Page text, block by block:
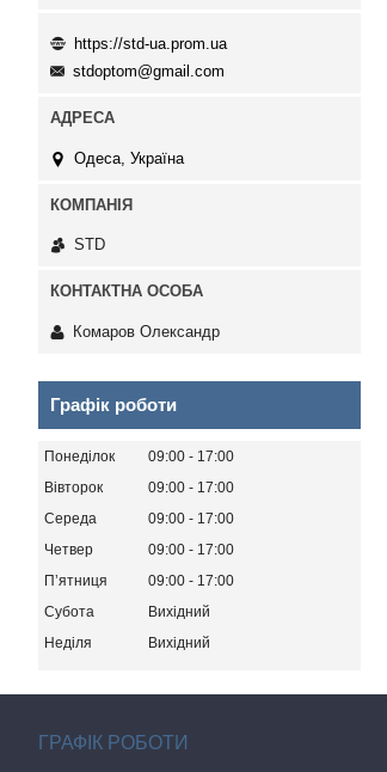
https://std-ua.prom.ua
stdoptom@gmail.com
Одеса, Україна
STD
Комаров Олександр
Графік роботи
Понеділок 09:00
17:00
Вівторок
09:00
17:00
Середа
09:00
17:00
Четвер
09:00
17:00
Пʼятниця
09:00
17:00
Субота
Вихідний
Неділя
Вихідний
ГРАФІК РОБОТИ